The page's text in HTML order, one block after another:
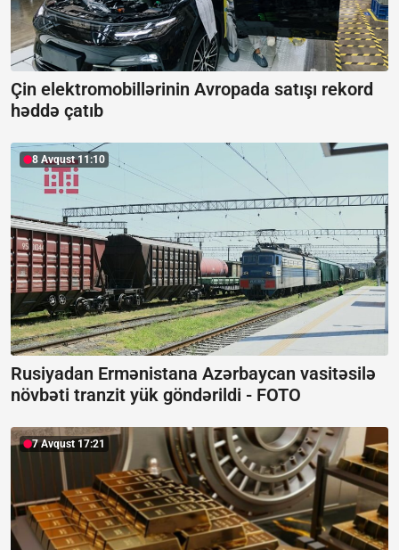
Çin elektromobillərinin Avropada satışı rekord
həddə çatıb
8 Avqust 11:10
Rusiyadan Ermənistana Azərbaycan vasitəsilə
növbəti tranzit yük göndərildi - FOTO
7 Avqust 17:21